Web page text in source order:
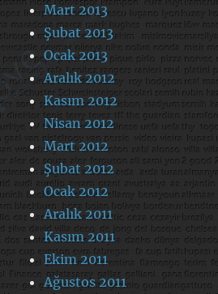
Mart 2013
Şubat 2013
Ocak 2013
Aralık 2012
Kasım 2012
Nisan 2012
Mart 2012
Şubat 2012
Ocak 2012
Aralık 2011
Kasım 2011
Ekim 2011
Ağustos 2011